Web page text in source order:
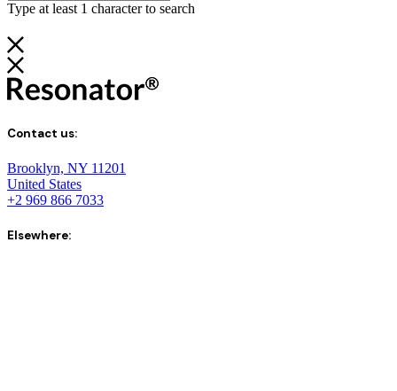
Type at least 1 character to search
Contact us:
Brooklyn, NY 11201
United States
+2 969 866 7033
Elsewhere: